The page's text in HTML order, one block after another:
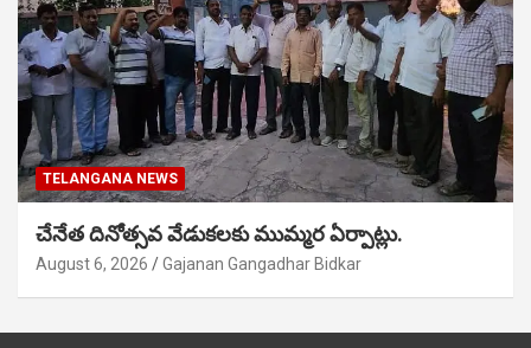
TELANGANA NEWS
చేనేత దినోత్సవ వేడుకలకు ముమ్మర ఏర్పాట్లు.
August 6, 2026 Gajanan Gangadhar Bidkar